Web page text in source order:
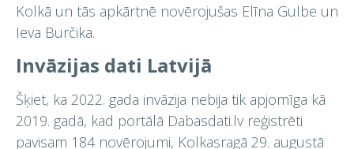
Kolkā un tās apkārtnē novērojušas Elīna Gulbe un
Ieva Burčika.
Invāzijas dati Latvijā
Šķiet, ka 2022. gada invāzija nebija tik apjomīga kā
2019. gadā, kad portālā Dabasdati.lv reģistrēti
pavisam 184 novērojumi, Kolkasragā 29. augustā